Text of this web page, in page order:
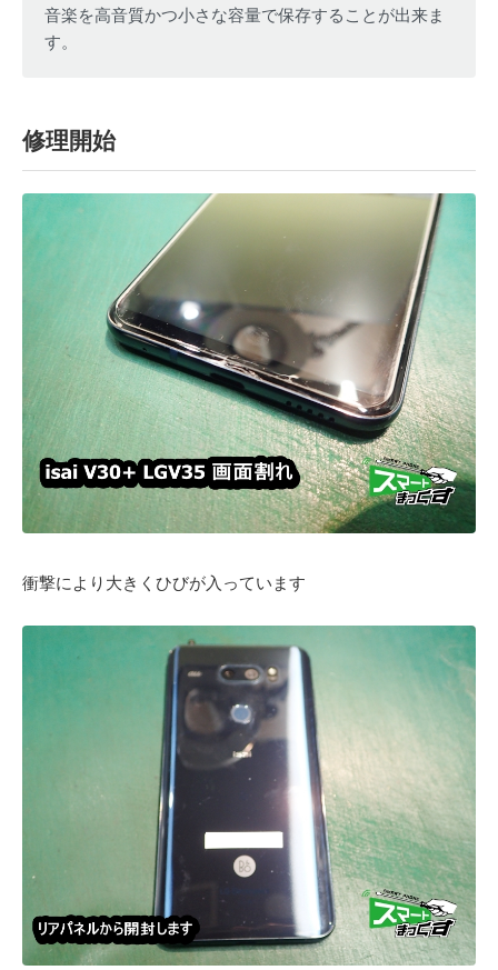
音楽を高音質かつ小さな容量で保存することが出来ま
す。
修理開始
衝撃により大きくひびが入っています